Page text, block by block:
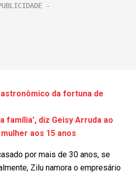
da fortuna de
família’, diz Geisy Arruda ao
aos 15 anos
por mais de 30 anos, se
Zilu namora o empresário